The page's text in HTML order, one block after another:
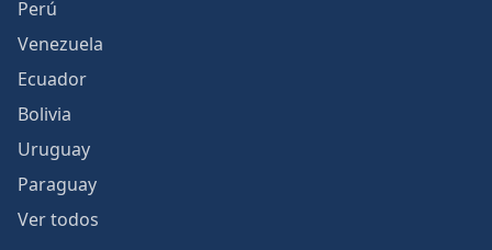
Perú
Venezuela
Ecuador
Bolivia
Uruguay
Paraguay
Ver todos